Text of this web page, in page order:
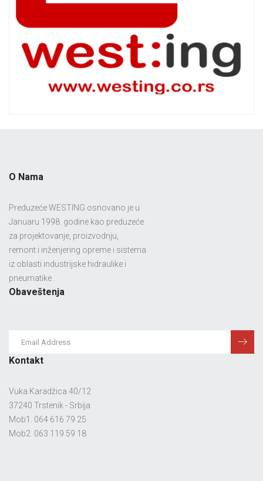
O Nama
Preduzeće WESTING osnovano je u
Januaru 1998. godine kao preduzeće
za projektovanje, proizvodnju,
remont i inženjering opreme i sistema
iz oblasti industrijske hidraulike i
pneumatike .
Obaveštenja
Kontakt
Vuka Karadžica 40/12
37240 Trstenik - Srbija
Mob1. 064 616 79 25
Mob2. 063 119 59 18